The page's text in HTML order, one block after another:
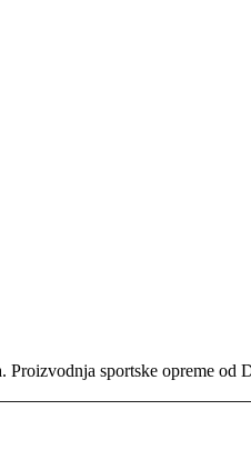
Proizvodnja sportske opreme